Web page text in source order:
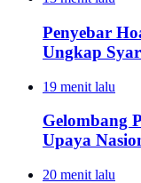
Penyebar
Ungkap
19 menit lalu
Gelombang
Upaya
20 menit lalu